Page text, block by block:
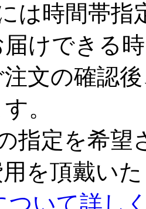
は時間帯指
届けできる
文の確認
。
指定を希望
を頂戴い
ついて詳し